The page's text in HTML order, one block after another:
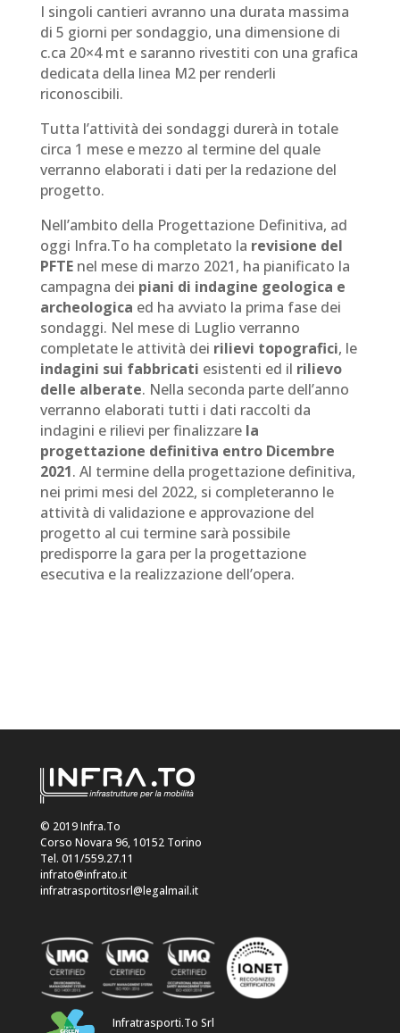
I singoli cantieri avranno una durata massima
di 5 giorni per sondaggio, una dimensione di
c.ca 20×4 mt e saranno rivestiti con una grafica
dedicata della linea M2 per renderli
riconoscibili.
Tutta l’attività dei sondaggi durerà in totale
circa 1 mese e mezzo al termine del quale
verranno elaborati i dati per la redazione del
progetto.
Nell’ambito della Progettazione Definitiva, ad
oggi Infra.To ha completato la revisione del
PFTEnel mese di marzo 2021, ha pianificato la
campagna dei piani di indagine geologica e
archeologica ed ha avviato la prima fase dei
sondaggi. Nel mese di Luglio verranno
completate le attività dei rilievi topografici, le
indagini sui fabbricati esistenti ed il rilievo
delle alberate. Nella seconda parte dell’anno
verranno elaborati tutti i dati raccolti da
indagini e rilievi per finalizzarela
progettazione definitiva entro Dicembre
2021. Al termine della progettazione definitiva,
nei primi mesi del 2022, si completeranno le
attività di validazione e approvazione del
progetto al cui termine sarà possibile
predisporre la gara per la progettazione
esecutiva e la realizzazione dell’opera.
© 2019 Infra.To
Corso Novara 96, 10152 Torino
Tel. 011/559.27.11
infrato@infrato.it
infratrasportitosrl@legalmail.it
Infratrasporti.To Srl